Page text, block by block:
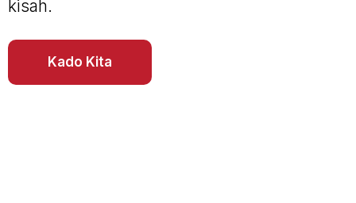
kisah.
Kado Kita